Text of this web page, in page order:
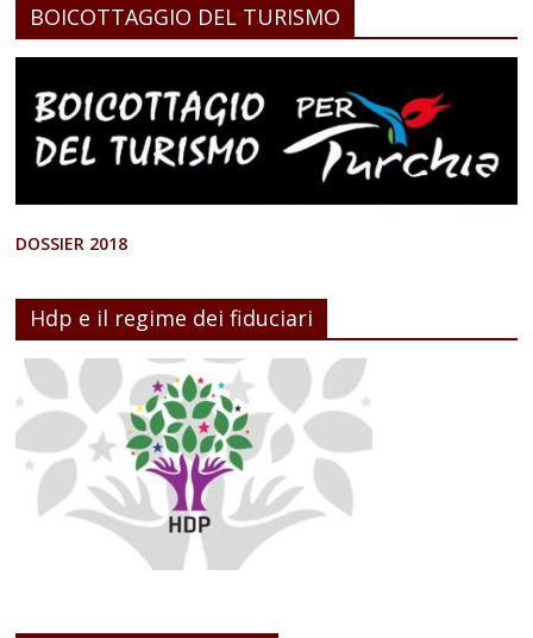
BOICOTTAGGIO DEL TURISMO
DOSSIER 2018
Hdp e il regime dei fiduciari